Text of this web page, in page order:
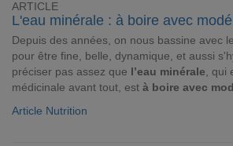
ARTICLE
L'eau minérale : à boire avec
Depuis des années, on nous bassine avec
pour être fine, belle, dynamique, et aussi
préciser pas assez que l’eau minérale ,
médicinale avant tout, est à boire avec
Article Nutrition